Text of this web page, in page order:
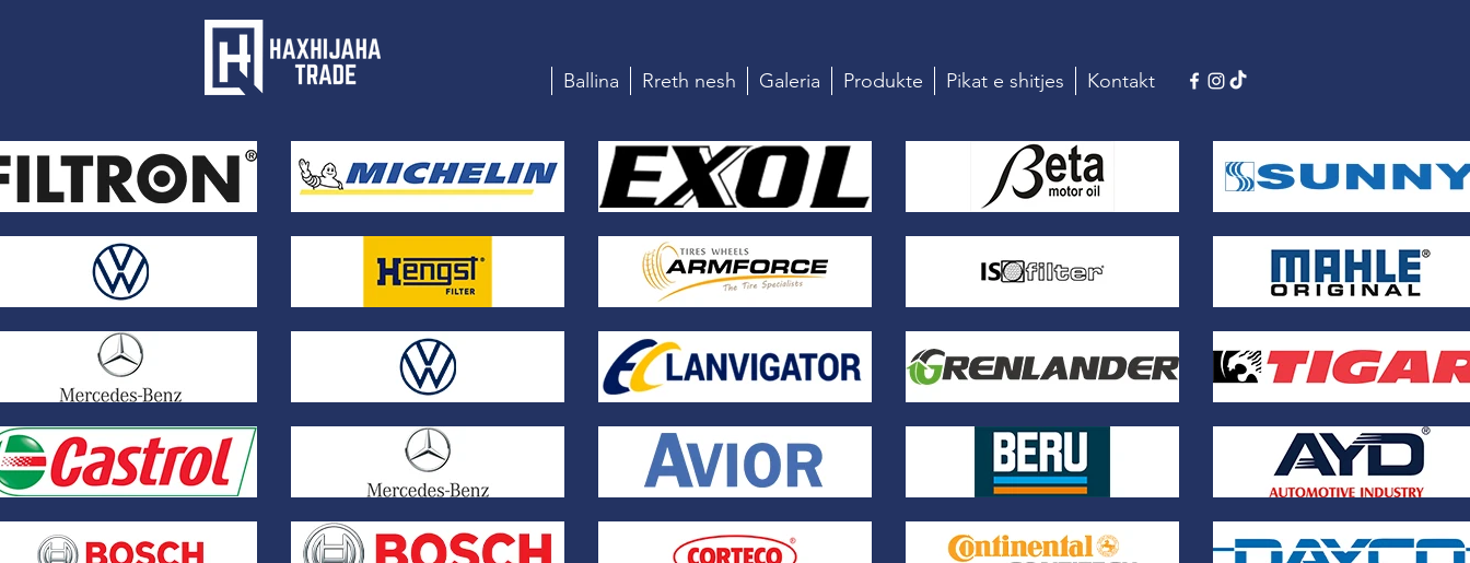
Ballina Rreth nesh Galeria Produkte Pikat e shitjes Kontakt